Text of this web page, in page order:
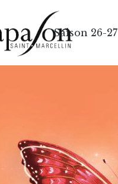
Saison 26-27